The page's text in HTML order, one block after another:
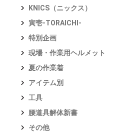
KNICS（ニックス）
寅壱-TORAICHI-
特別企画
現場・作業用ヘルメット
夏の作業着
アイテム別
工具
腰道具解体新書
その他